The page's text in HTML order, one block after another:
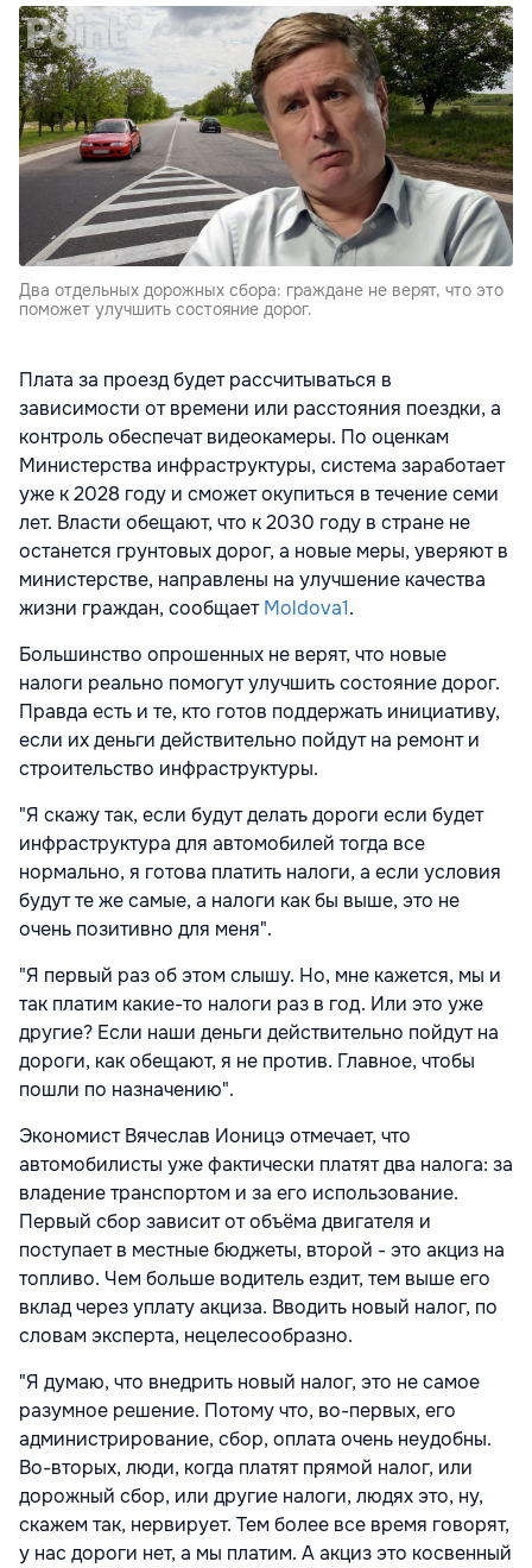
Два отдельных дорожных сбора: граждане не верят, что это
поможет улучшить состояние дорог.
Плата за проезд будет рассчитываться в
зависимости от времени или расстояния поездки, а
контроль обеспечат видеокамеры. По оценкам
Министерства инфраструктуры, система заработает
уже к 2028 году и сможет окупиться в течение семи
лет. Власти обещают, что к 2030 году в стране не
останется грунтовых дорог, а новые меры, уверяют в
министерстве, направлены на улучшение качества
жизни граждан, сообщаетMoldova1.
Большинство опрошенных не верят, что новые
налоги реально помогут улучшить состояние дорог.
Правда есть и те, кто готов поддержать инициативу,
если их деньги действительно пойдут на ремонт и
строительство инфраструктуры.
"Я скажу так, если будут делать дороги если будет
инфраструктура для автомобилей тогда все
нормально, я готова платить налоги, а если условия
будут те же самые, а налоги как бы выше, это не
очень позитивно для меня".
"Я первый раз об этом слышу. Но, мне кажется, мы и
так платим какие-то налоги раз в год. Или это уже
другие? Если наши деньги действительно пойдут на
дороги, как обещают, я не против. Главное, чтобы
пошли по назначению".
Экономист Вячеслав Ионицэ отмечает, что
автомобилисты уже фактически платят два налога: за
владение транспортом и за его использование.
Первый сбор зависит от объёма двигателя и
поступает в местные бюджеты, второй - это акциз на
топливо. Чем больше водитель ездит, тем выше его
вклад через уплату акциза. Вводить новый налог, по
словам эксперта, нецелесообразно.
"Я думаю, что внедрить новый налог, это не самое
разумное решение. Потому что, во-первых, его
администрирование, сбор, оплата очень неудобны.
Во-вторых, люди, когда платят прямой налог, или
дорожный сбор, или другие налоги, людях это, ну,
скажем так, нервирует. Тем более все время говорят,
у нас дороги нет, а мы платим. А акциз это косвенный